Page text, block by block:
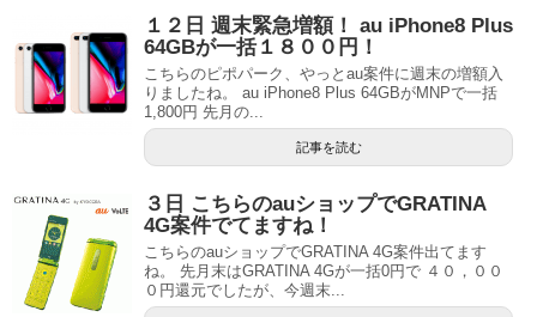
１２日 週末緊急増額！ au iPhone8 Plus
64GBが一括１８００円！
こちらのピポパーク、やっとau案件に週末の増額入
りましたね。 au iPhone8 Plus 64GBがMNPで一括
1,800円 先月の...
記事を読む
３日 こちらのauショップでGRATINA
4G案件でてますね！
こちらのauショップでGRATINA 4G案件出てます
ね。 先月末はGRATINA 4Gが一括0円で ４０，００
０円還元でしたが、今週末...